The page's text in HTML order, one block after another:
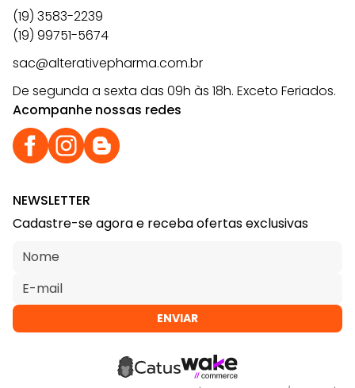
(19) 3583-2239
(19) 99751-5674
sac@alterativepharma.com.br
De segunda a sexta das 09h às 18h. Exceto Feriados.
Acompanhe nossas redes
NEWSLETTER
Cadastre-se agora e receba ofertas exclusivas
ENVIAR